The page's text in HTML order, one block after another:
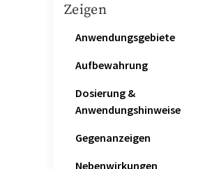
Zeigen
Anwendungsgebiete
Aufbewahrung
Dosierung &
Anwendungshinweise
Gegenanzeigen
Nebenwirkungen